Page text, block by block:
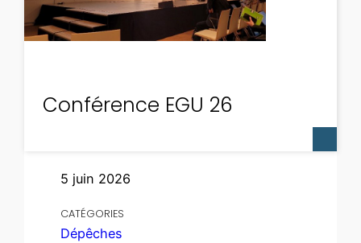
Conférence EGU 26
5 juin 2026
CATÉGORIES
Dépêches